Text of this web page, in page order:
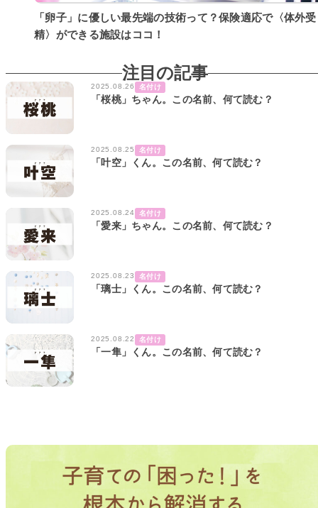
「卵子」に優しい最先端の技術って？保険適応で〈体外受
精〉ができる施設はココ！
注目の記事
2025.08.26 名付け
「桜桃」ちゃん。この名前、何て読む？
2025.08.25 名付け
「叶空」くん。この名前、何て読む？
2025.08.24 名付け
「愛来」ちゃん。この名前、何て読む？
2025.08.23 名付け
「璃士」くん。この名前、何て読む？
2025.08.22 名付け
「一隼」くん。この名前、何て読む？